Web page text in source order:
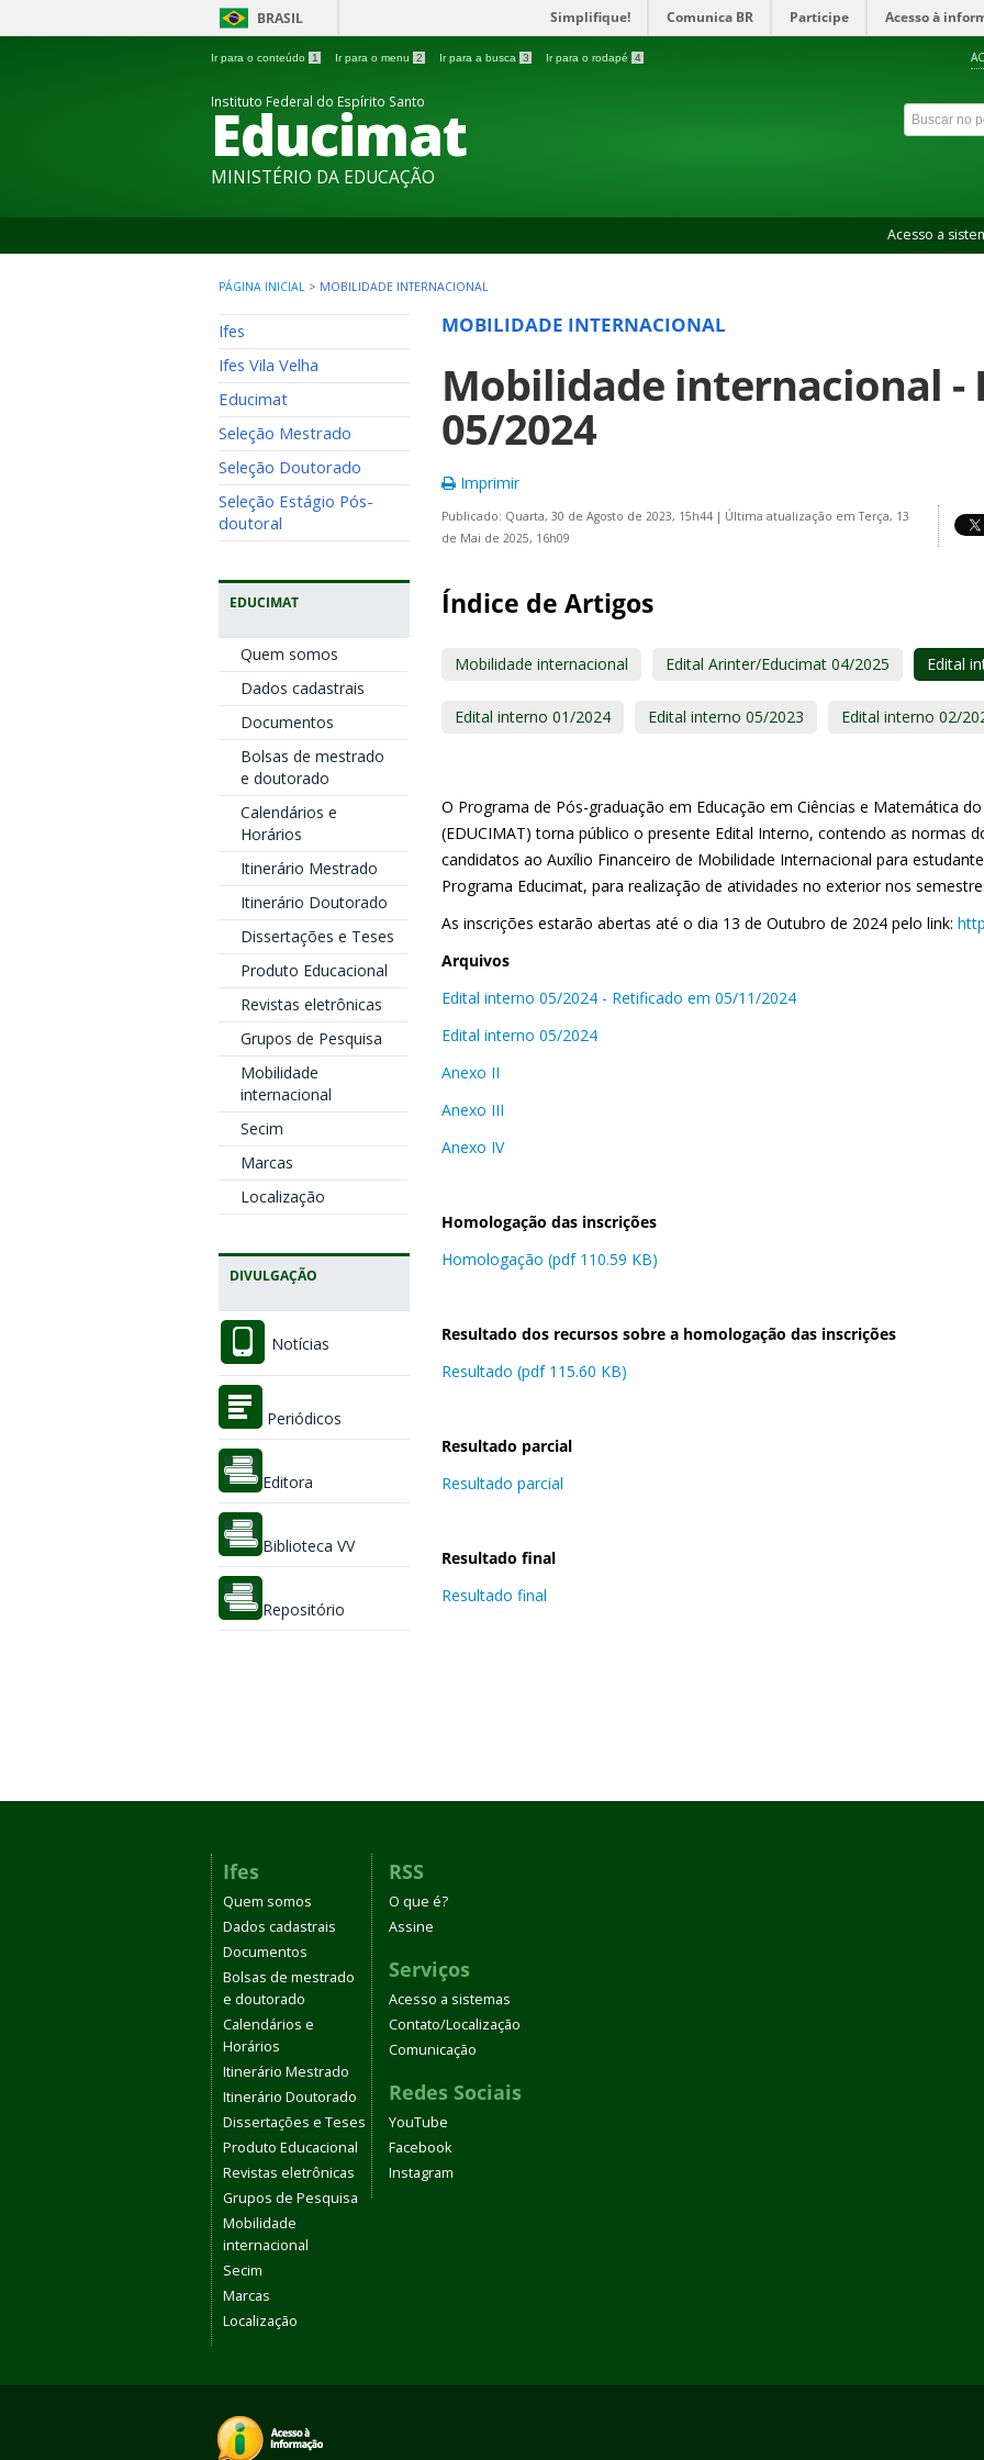
BRASIL Simplifique! Comunica BR Participe Acesso à
Ir para o conteúdo 1 Ir para o menu 2 Ir para a busca 3 Ir para o rodapé 4
Instituto Federal do Espírito Santo
Educimat
MINISTÉRIO DA EDUCAÇÃO
Acesso a
PÁGINA INICIAL > MOBILIDADE INTERNACIONAL
Ifes
Ifes Vila Velha
Educimat
Seleção Mestrado
Seleção Doutorado
Seleção Estágio Pós-
doutoral
EDUCIMAT
Quem somos
Dados cadastrais
Documentos
Bolsas de mestrado
e doutorado
Calendários e
Horários
Itinerário Mestrado
Itinerário Doutorado
Dissertações e Teses
Produto Educacional
Revistas eletrônicas
Grupos de Pesquisa
Mobilidade
internacional
Secim
Marcas
Localização
DIVULGAÇÃO
Notícias
Periódicos
Editora
Biblioteca VV
Repositório
MOBILIDADE INTERNACIONAL
Mobilidade internacional -
05/2024
Imprimir
Publicado: Quarta, 30 de Agosto de 2023, 15h44 | Última atualização em Terça, 13
de Mai de 2025, 16h09
Índice de Artigos
Mobilidade internacional Edital Arinter/Educimat 04/2025 Edital
Edital interno 01/2024 Edital interno 05/2023 Edital interno 02/
O Programa de Pós-graduação em Educação em Ciências e Matemática
(EDUCIMAT) torna público o presente Edital Interno, contendo as normas
candidatos ao Auxílio Financeiro de Mobilidade Internacional para
Programa Educimat, para realização de atividades no exterior nos
As inscrições estarão abertas até o dia 13 de Outubro de 2024 pelo link:
Arquivos
Edital interno 05/2024 - Retificado em 05/11/2024
Edital interno 05/2024
Anexo II
Anexo III
Anexo IV
Homologação das inscrições
Homologação (pdf 110.59 KB)
Resultado dos recursos sobre a homologação das inscrições
Resultado (pdf 115.60 KB)
Resultado parcial
Resultado parcial
Resultado final
Resultado final
Ifes
Quem somos
Dados cadastrais
Documentos
Bolsas de mestrado
e doutorado
Calendários e
Horários
Itinerário Mestrado
Itinerário Doutorado
Dissertações e Teses
Produto Educacional
Revistas eletrônicas
Grupos de Pesquisa
Mobilidade
internacional
Secim
Marcas
Localização
RSS
O que é?
Assine
Serviços
Acesso a sistemas
Contato/Localização
Comunicação
Redes Sociais
YouTube
Facebook
Instagram